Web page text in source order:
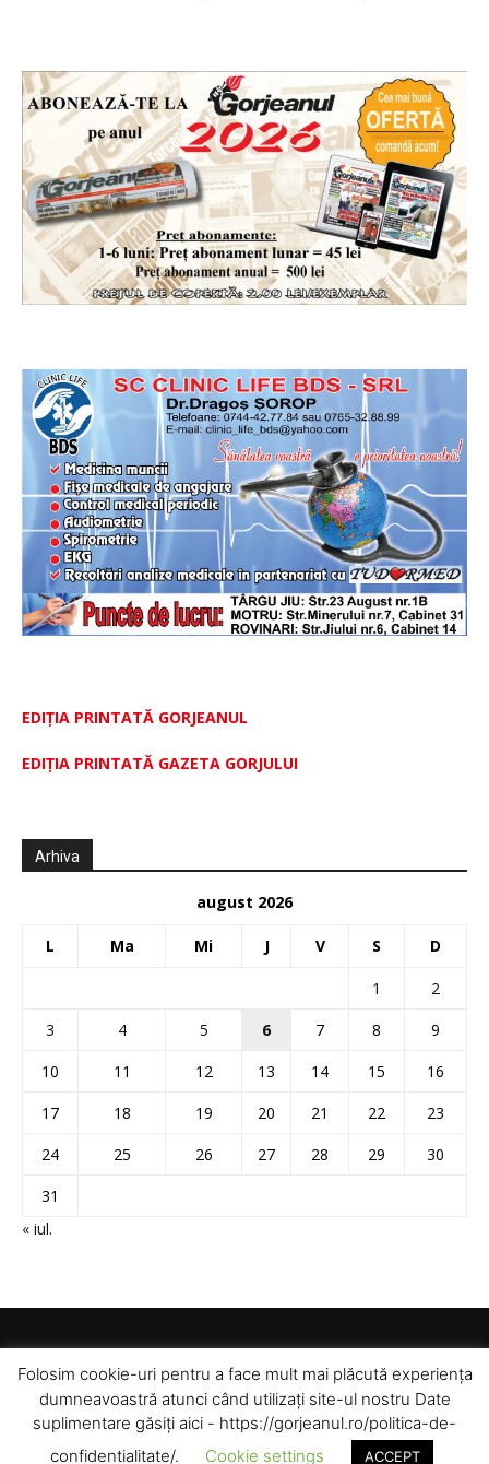
EDIȚIA PRINTATĂ GORJEANUL
EDIŢIA PRINTATĂ GAZETA GORJULUI
Arhiva
august 2026
L Ma Mi J V S D
1
2
3
4 5 6 7 8
9
10
11 12 13 14 15
16
17
18 19 20 21 22
23
24
25 26 27 28 29
30
31
« iul.
Folosim cookie-uri pentru a face mult mai plăcută experiența
dumneavoastră atunci când utilizați site-ul nostru Date
suplimentare găsiți aici - https://gorjeanul.ro/politica-de-
confidentialitate/.
Cookie settings ACCEPT